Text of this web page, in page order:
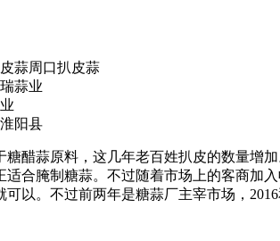
蒜周口扒皮蒜
蒜业
阳县
糖醋蒜原料，这几年老百姓扒皮的数量增
适合腌制糖蒜。不过随着市场上的客商加
可以。不过前两年是糖蒜厂主宰市场，